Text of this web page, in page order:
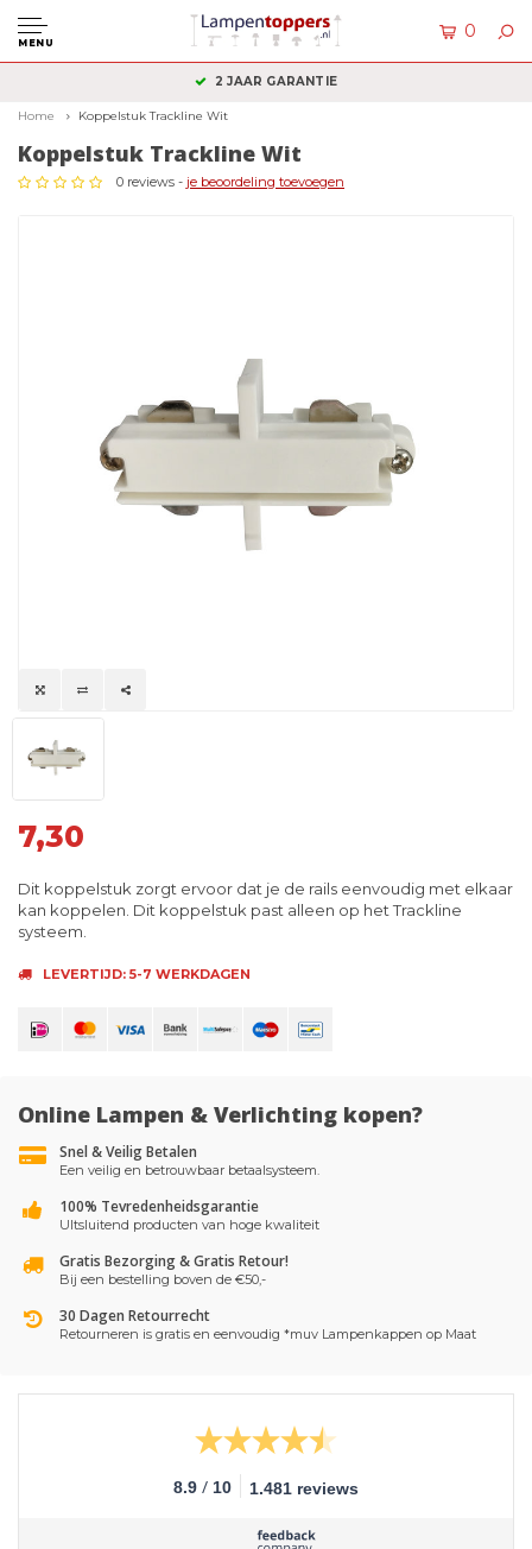
MENU
0
2 JAAR GARANTIE
Home Koppelstuk Trackline Wit
Koppelstuk Trackline Wit
0 reviews - je beoordeling toevoegen
7,30
Dit koppelstuk zorgt ervoor dat je de rails eenvoudig met elkaar
kan koppelen. Dit koppelstuk past alleen op het Trackline
systeem.
LEVERTIJD: 5-7 WERKDAGEN
Online Lampen & Verlichting kopen?
Snel & Veilig Betalen
Een veilig en betrouwbaar betaalsysteem.
100% Tevredenheidsgarantie
UItsluitend producten van hoge kwaliteit
Gratis Bezorging & Gratis Retour!
Bij een bestelling boven de €50,-
30 Dagen Retourrecht
Retourneren is gratis en eenvoudig *muv Lampenkappen op Maat
8.9 / 10 1.481 reviews